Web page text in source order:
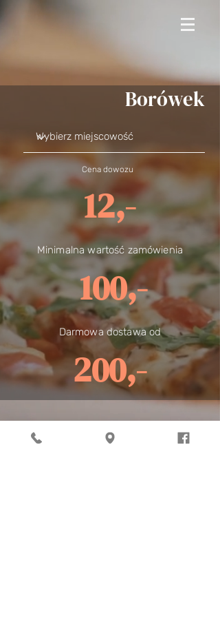
Borówek
Cena dowozu
12,-
Minimalna wartość zamówienia
100,-
Darmowa dostawa od
200,-